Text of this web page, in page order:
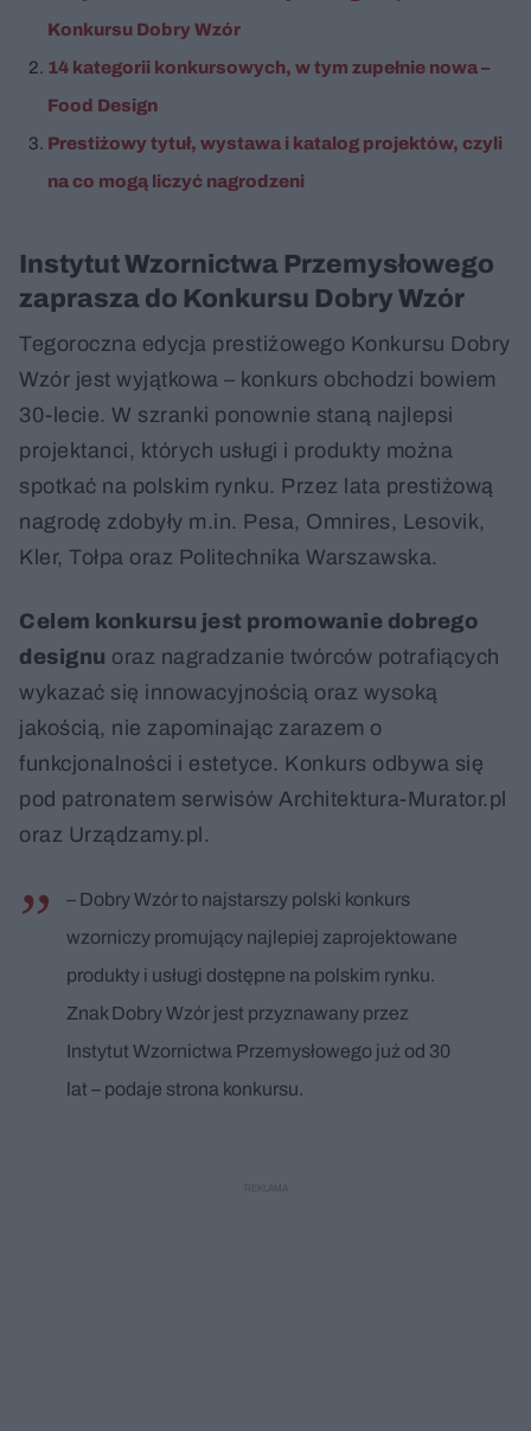
Konkursu Dobry Wzór
14 kategorii konkursowych, w tym zupełnie nowa –
Food Design
Prestiżowy tytuł, wystawa i katalog projektów, czyli
na co mogą liczyć nagrodzeni
Instytut Wzornictwa Przemysłowego
zaprasza do Konkursu Dobry Wzór
Tegoroczna edycja prestiżowego Konkursu Dobry
Wzór jest wyjątkowa – konkurs obchodzi bowiem
30-lecie. W szranki ponownie staną najlepsi
projektanci, których usługi i produkty można
spotkać na polskim rynku. Przez lata prestiżową
nagrodę zdobyły m.in. Pesa, Omnires, Lesovik,
Kler, Tołpa oraz Politechnika Warszawska.
Celem konkursu jest promowanie dobrego
designu oraz nagradzanie twórców potrafiących
wykazać się innowacyjnością oraz wysoką
jakością, nie zapominając zarazem o
funkcjonalności i estetyce. Konkurs odbywa się
pod patronatem serwisów Architektura-Murator.pl
oraz Urządzamy.pl.
– Dobry Wzór to najstarszy polski konkurs
wzorniczy promujący najlepiej zaprojektowane
produkty i usługi dostępne na polskim rynku.
Znak Dobry Wzór jest przyznawany przez
Instytut Wzornictwa Przemysłowego już od 30
lat – podaje strona konkursu.